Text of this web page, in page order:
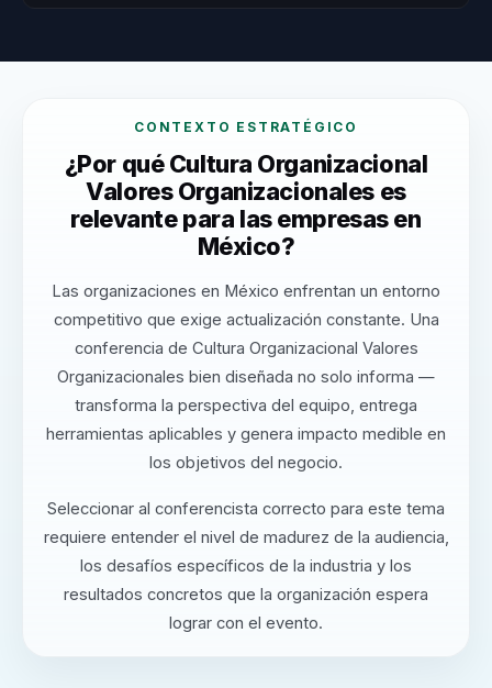
CONTEXTO ESTRATÉGICO
¿Por qué Cultura Organizacional
Valores Organizacionales es
relevante para las empresas en
México?
Las organizaciones en México enfrentan un entorno
competitivo que exige actualización constante. Una
conferencia de Cultura Organizacional Valores
Organizacionales bien diseñada no solo informa —
transforma la perspectiva del equipo, entrega
herramientas aplicables y genera impacto medible en
los objetivos del negocio.
Seleccionar al conferencista correcto para este tema
requiere entender el nivel de madurez de la audiencia,
los desafíos específicos de la industria y los
resultados concretos que la organización espera
lograr con el evento.